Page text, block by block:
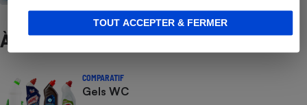
TOUT ACCEPTER & FERMER
À ne pas manquer
COMPARATIF
Gels WC